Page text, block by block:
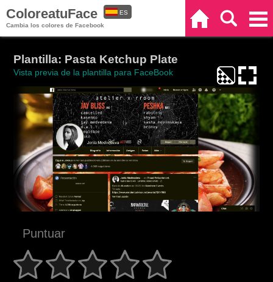
ColoreatuFace
Cambia los colores de Facebook
ES
Plantilla: Pasta Ketchup Plate
Vista previa de la plantilla para FaceBook
Puntuar